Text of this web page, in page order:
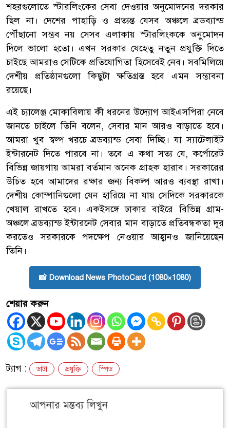
শহরগুলোতে স্টারলিংকের সেবা দেওয়ার অনুমোদনের দরকার
ছিল না। দেশের পাহাড়ি ও প্রত্যন্ত যেসব অঞ্চলে ব্রডব্যান্ড
পৌঁছানো সম্ভব নয় সেসব এলাকায় স্টারলিংককে অনুমোদন
দিলে ভালো হতো। এখন সরকার যেহেতু নতুন প্রযুক্তি দিতে
চাইছে আমরাও সেটিকে প্রতিযোগিতা হিসেবেই নেব। সবমিলিয়ে
দেশীয় প্রতিষ্ঠানগুলো কিছুটা ক্ষতিগ্রস্ত হবে এমন সম্ভাবনা
রয়েছে।
এই চ্যালেঞ্জ মোকাবিলায় কী ধরনের উদ্যোগ আইএসপিরা নেবে
জানতে চাইলে তিনি বলেন, সেবার মান আরও বাড়াতে হবে।
আমরা খুব স্বল্প খরচে ব্রডব্যান্ড সেবা দিচ্ছি। যা স্যাটেলাইট
ইন্টারনেট দিতে পারবে না। তবে এ কথা সত্য যে, কর্পোরেট
বিভিন্ন জায়গায় আমরা বর্তমান অনেক গ্রাহক হারাব। সরকারের
উচিত হবে আমাদের রক্ষার জন্য বিকল্প আরও ব্যবস্থা রাখা।
দেশীয় কোম্পানিগুলো যেন হারিয়ে না যায় সেদিকে সরকারকে
খেয়াল রাখতে হবে। একইসঙ্গে ঢাকার বাইরে বিভিন্ন গ্রাম-
অঞ্চলে ব্রডব্যান্ড ইন্টারনেট সেবার মান বাড়াতে প্রতিবন্ধকতা দূর
করতেও সরকারকে পদক্ষেপ নেওয়ার আহ্বানও জানিয়েছেন
তিনি।
📸 Download News PhotoCard (1080×1080)
শেয়ার করুন
ট্যাগ : ডাটা প্রযুক্তি স্পিড
আপনার মন্তব্য লিখুন